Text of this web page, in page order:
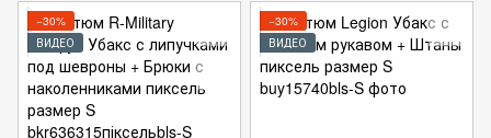
−30%
ВИДЕО
−30%
ВИДЕО